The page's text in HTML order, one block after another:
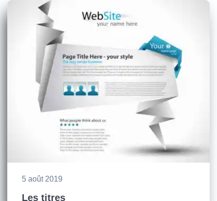
5 août 2019
Les titres